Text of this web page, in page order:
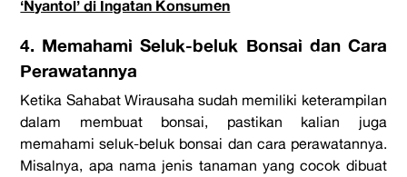
‘Nyantol’ di Ingatan Konsumen
4. Memahami Seluk-beluk Bonsai dan Cara
Perawatannya
Ketika Sahabat Wirausaha sudah memiliki keterampilan
dalam membuat bonsai, pastikan kalian juga
memahami seluk-beluk bonsai dan cara perawatannya.
Misalnya, apa nama jenis tanaman yang cocok dibuat